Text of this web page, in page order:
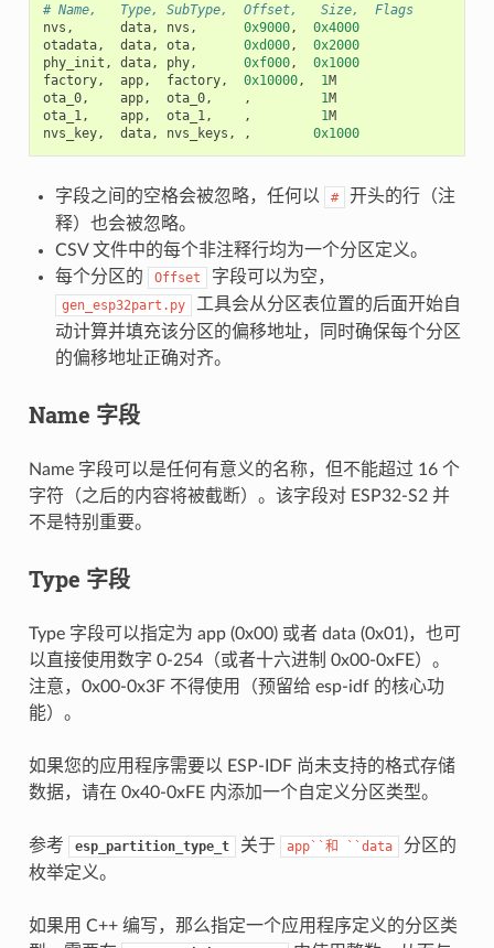
# Name,   Type, SubType,  Offset,   Size,  Flags
nvs , data, nvs , 0x9000,
0x4000
otadata, data, ota, 0xd000,
0x2000
phy_init , data, phy, 0xf000,
0x1000
factory, app, factory, 0x10000, 1M
ota_0, app, ota_0, , 1M
ota_1, app, ota_1, , 1M
nvs_key, data, nvs_keys , , 0x1000
字段之间的空格会被忽略，任何以 #
开头的行（注
释）也会被忽略。
CSV 文件中的每个非注释行均为一个分区定义。
每个分区的
Offset 字段可以为空，
gen_esp32part.py
工具会从分区表位置的后面开始自
动计算并填充该分区的偏移地址，同时确保每个分区
的偏移地址正确对齐。
Name 字段
Name 字段可以是任何有意义的名称，但不能超过 16 个
字符（之后的内容将被截断）。该字段对 ESP32-S2 并
不是特别重要。
Type 字段
Type 字段可以指定为 app (0x00) 或者 data (0x01)，也可
以直接使用数字 0-254（或者十六进制 0x00-0xFE）。
注意，0x00-0x3F 不得使用（预留给 esp-idf 的核心功
能）。
如果您的应用程序需要以 ESP-IDF 尚未支持的格式存储
数据，请在 0x40-0xFE 内添加一个自定义分区类型。
参考 esp_partition_type_t 关于 app``和 ``data
分区的
枚举定义。
如果用 C++ 编写，那么指定一个应用程序定义的分区类